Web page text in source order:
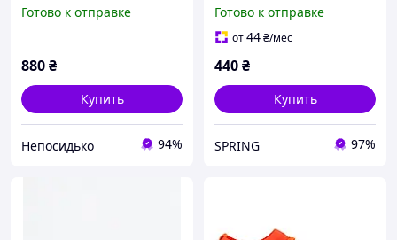
белые 32,33,34,34,35,37 р
Готово к отправке
880₴
Купить
Непосидько 94%
Готово к отправке
от44₴/мес
440₴
Купить
SPRING 97%